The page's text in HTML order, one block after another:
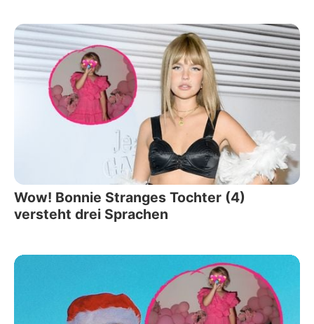
Wow! Bonnie Stranges Tochter (4)
versteht drei Sprachen